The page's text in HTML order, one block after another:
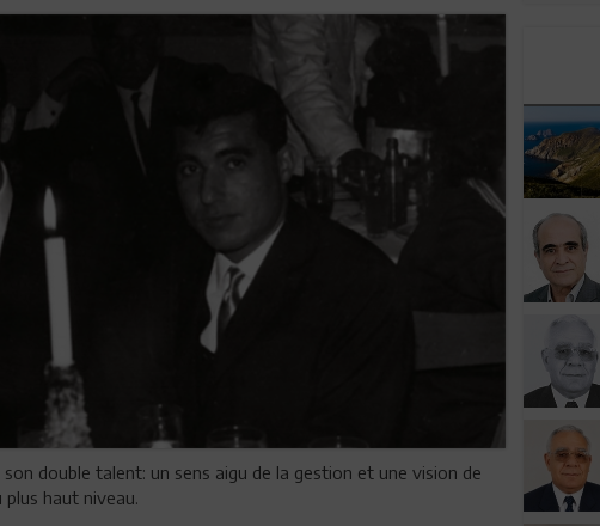
double talent: un sens aigu de la gestion et une vision de
haut niveau.